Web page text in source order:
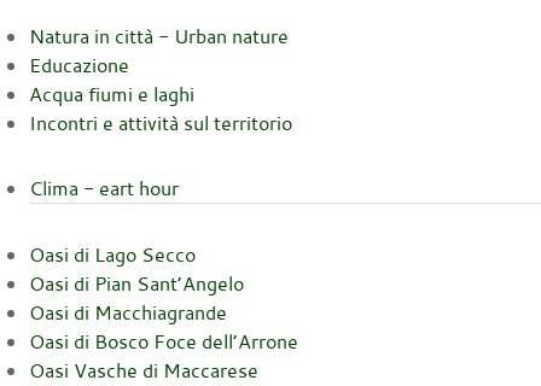
Natura in città - Urban nature
Educazione
Acqua fiumi e laghi
Incontri e attività sul territorio
Clima - eart hour
Oasi di Lago Secco
Oasi di Pian Sant’Angelo
Oasi di Macchiagrande
Oasi di Bosco Foce dell’Arrone
Oasi Vasche di Maccarese